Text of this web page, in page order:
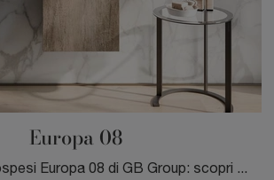
Europa 08
mobili bagno sospesi Europa 08 di GB Group: scopri l'Arredo Bagno in laminato moderno e arreda il bagno di casa.